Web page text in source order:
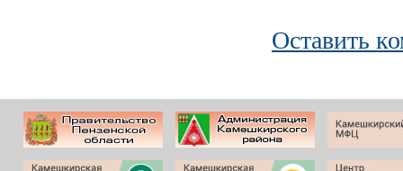
Оставить